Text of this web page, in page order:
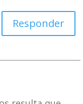
Responder